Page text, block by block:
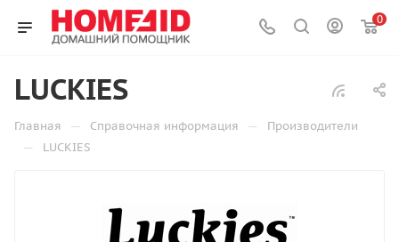
0
LUCKIES
Главная — Справочная информация — Производители
— LUCKIES